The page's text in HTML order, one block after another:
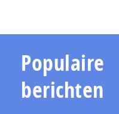
Populaire
berichten